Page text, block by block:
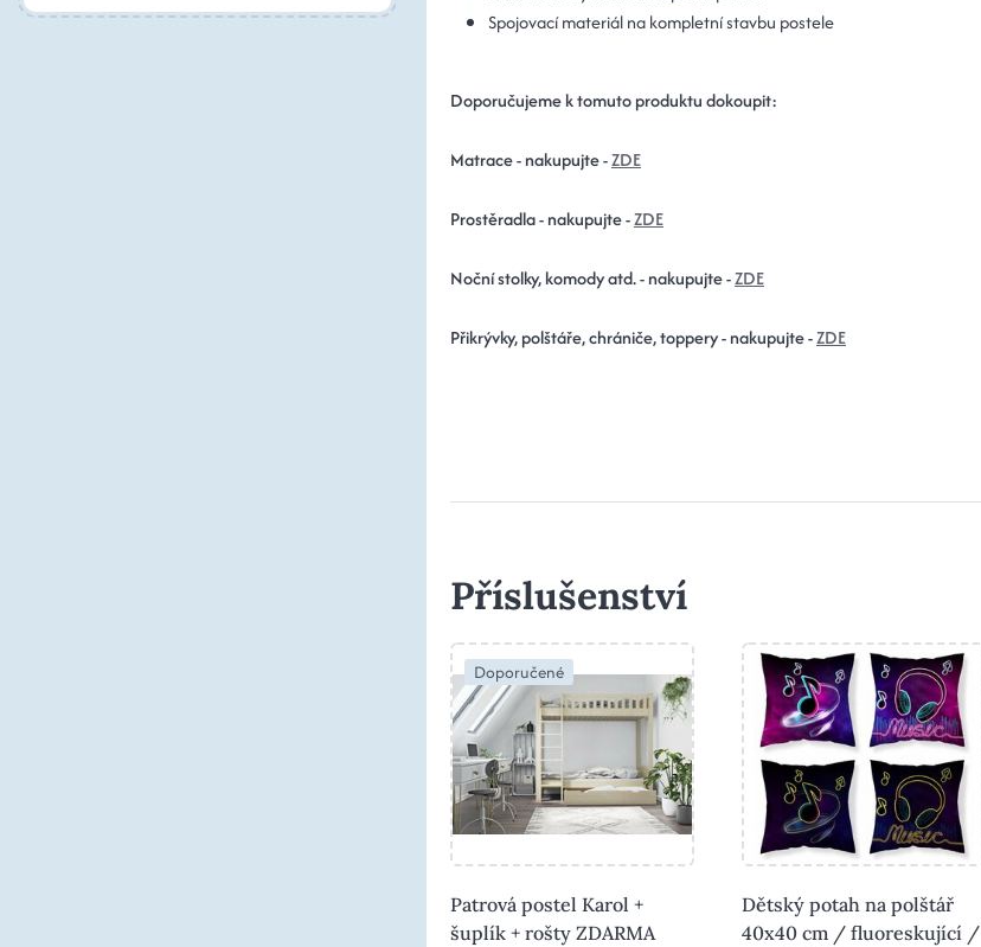
Spojovací materiál na kompletní stavbu postele
Doporučujeme k tomuto produktu dokoupit:
Matrace - nakupujte -ZDE
Prostěradla - nakupujte -ZDE
Noční stolky, komody atd. - nakupujte -ZDE
Přikrývky, polštáře, chrániče, toppery - nakupujte -ZDE
Příslušenství
Doporučené
Patrová postel Karol +
šuplík + rošty ZDARMA
Dětský potah na polštář
40x40 cm / fluoreskující /